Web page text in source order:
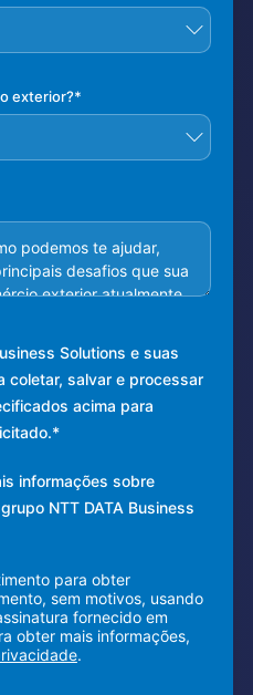
exterior?*
Solutions e suas
coletar, salvar e processar
acima para
*
informações sobre
NTT DATA Business
para obter
sem motivos, usando
fornecido em
obter mais informações,
.